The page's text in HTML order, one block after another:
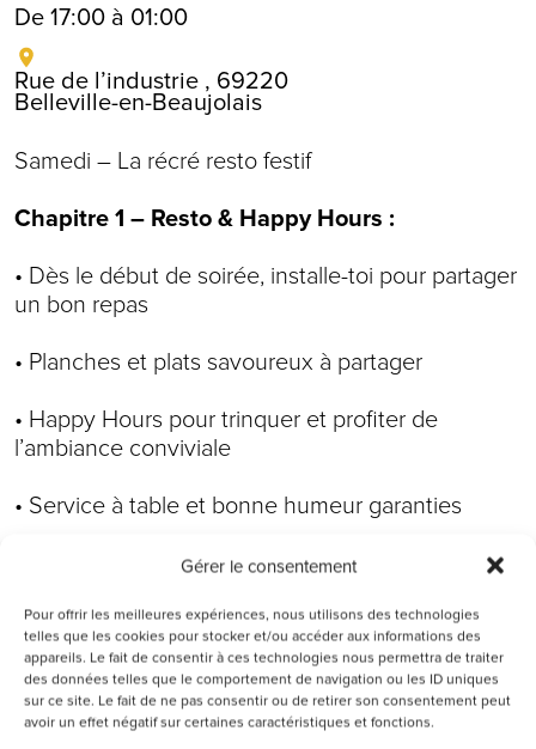
Gérer le consentement
Pour offrir les meilleures expériences, nous utilisons des technologies
telles que les cookies pour stocker et/ou accéder aux informations des
appareils. Le fait de consentir à ces technologies nous permettra de traiter
des données telles que le comportement de navigation ou les ID uniques
sur ce site. Le fait de ne pas consentir ou de retirer son consentement peut
avoir un effet négatif sur certaines caractéristiques et fonctions.
De 17:00 à 01:00
Rue de l’industrie , 69220
Belleville-en-Beaujolais
Samedi – La récré resto festif
Chapitre 1 – Resto & Happy Hours :
• Dès le début de soirée, installe-toi pour partager
un bon repas
• Planches et plats savoureux à partager
• Happy Hours pour trinquer et profiter de
l’ambiance conviviale
• Service à table et bonne humeur garanties
Chapitre 2 – Ambiance festive :
• DJ Opak aux platines pour te faire danser toute
la nuit